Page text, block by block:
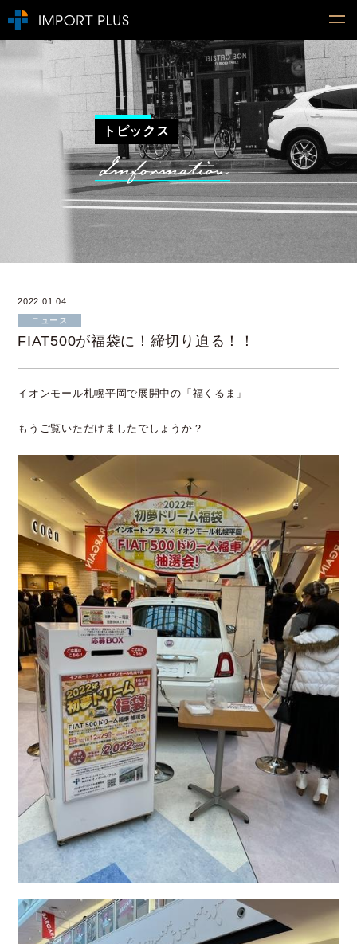
トピックス
2022.01.04
ニュース
FIAT500が福袋に！締切り迫る！！
イオンモール札幌平岡で展開中の「福くるま」
もうご覧いただけましたでしょうか？